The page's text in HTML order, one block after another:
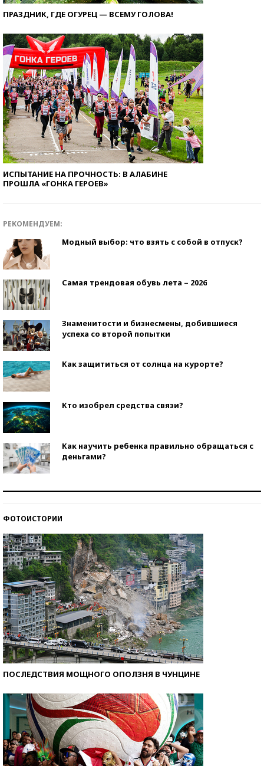
ПРАЗДНИК, ГДЕ ОГУРЕЦ — ВСЕМУ ГОЛОВА!
ИСПЫТАНИЕ НА ПРОЧНОСТЬ: В АЛАБИНЕ
ПРОШЛА «ГОНКА ГЕРОЕВ»
РЕКОМЕНДУЕМ:
Модный выбор: что взять с собой в отпуск?
Самая трендовая обувь лета – 2026
Знаменитости и бизнесмены, добившиеся
успеха со второй попытки
Как защититься от солнца на курорте?
Кто изобрел средства связи?
Как научить ребенка правильно обращаться с
деньгами?
ФОТОИСТОРИИ
ПОСЛЕДСТВИЯ МОЩНОГО ОПОЛЗНЯ В ЧУНЦИНЕ